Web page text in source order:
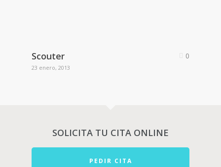
Scouter
23 enero, 2013
0
SOLICITA TU CITA ONLINE
PEDIR CITA